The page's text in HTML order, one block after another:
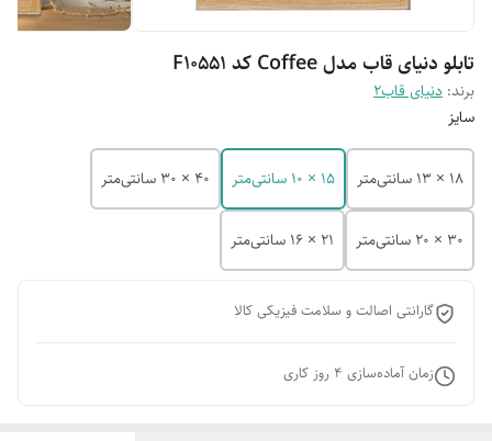
تابلو دنیای قاب مدل Coffee کد F10551
برند: دنیای قاب2
سایز
18 × 13 سانتی‌متر 15 × 10 سانتی‌متر 40 × 30 سانتی‌متر
30 × 20 سانتی‌متر 21 × 16 سانتی‌متر
گارانتی اصالت و سلامت فیزیکی کالا
زمان آماده‌سازی 4 روز کاری